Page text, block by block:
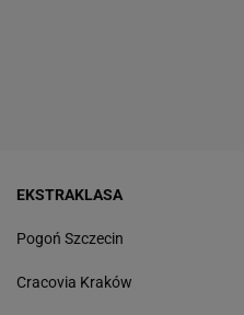
EKSTRAKLASA
Pogoń Szczecin
Cracovia Kraków